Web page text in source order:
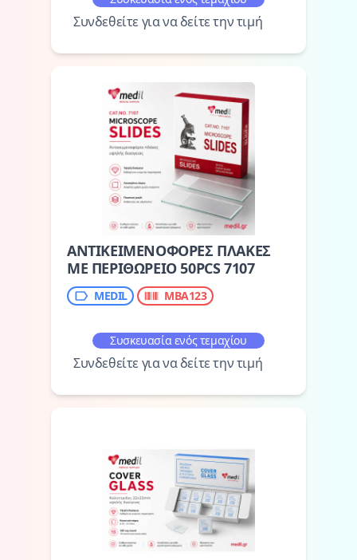
Συνδεθείτε για να δείτε την τιμή
ΑΝΤΙΚΕΙΜΕΝΟΦΟΡΕΣ ΠΛΑΚΕΣ
ΜΕ ΠΕΡΙΘΩΡΕΙΟ 50PCS 7107
MEDIL MBA123
Συσκευασία ενός τεμαχίου
Συνδεθείτε για να δείτε την τιμή